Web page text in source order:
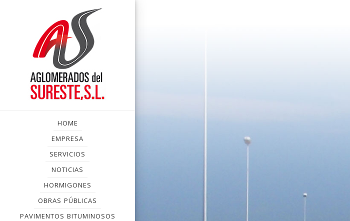
HOME
EMPRESA
SERVICIOS
NOTICIAS
HORMIGONES
OBRAS PÚBLICAS
PAVIMENTOS BITUMINOSOS